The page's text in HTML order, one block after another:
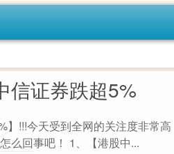
信证券跌超5%
】!!!今天受到全网的关注度非常
么回事吧！ 1、【港股中...